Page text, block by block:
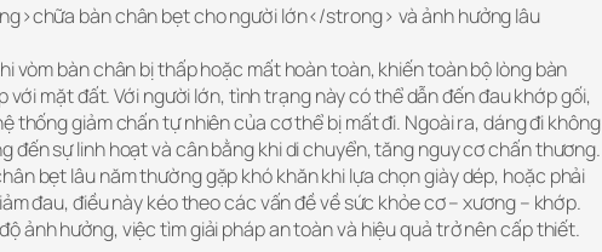
bàn chân bẹt cho người lớn</strong> và ảnh hưởng lâu
vòm bàn chân bị thấp hoặc mất hoàn toàn, khiến toàn bộ lòng bàn
mặt đất. Với người lớn, tình trạng này có thể dẫn đến đau khớp gối,
thống giảm chấn tự nhiên của cơ thể bị mất đi. Ngoài ra, dáng đi không
đến sự linh hoạt và cân bằng khi di chuyển, tăng nguy cơ chấn thương.
bẹt lâu năm thường gặp khó khăn khi lựa chọn giày dép, hoặc phải
đau, điều này kéo theo các vấn đề về sức khỏe cơ – xương – khớp.
ảnh hưởng, việc tìm giải pháp an toàn và hiệu quả trở nên cấp thiết.